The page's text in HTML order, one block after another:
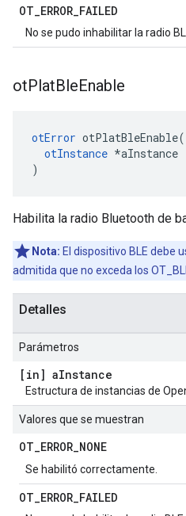
OT_ERROR_FAILED
No se pudo inhabilitar la radio
otPlatBleEnable
otError otPlatBleEnable(
otInstance *aInstance
)
Habilita la radio Bluetooth de
Nota: El dispositivo BLE debe
admitida que no exceda los
Detalles
Parámetros
[in] aInstance
Estructura de instancias de
Valores que se muestran
OT_ERROR_NONE
Se habilitó correctamente.
OT_ERROR_FAILED